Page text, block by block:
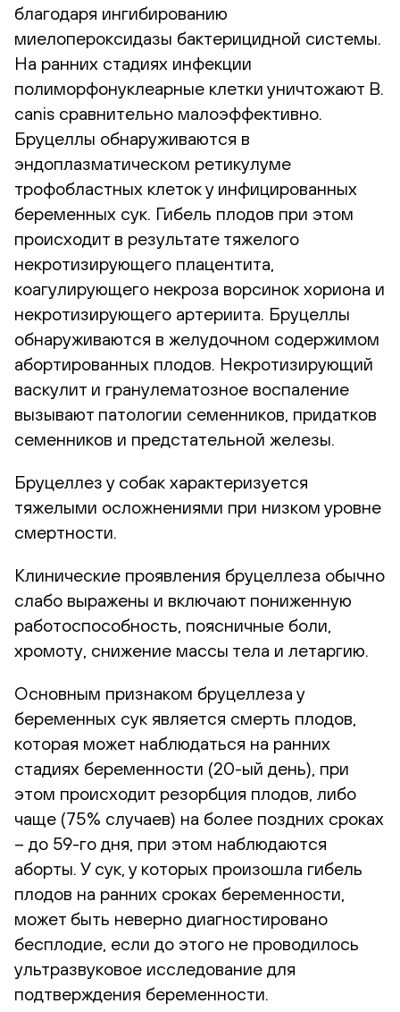
благодаря ингибированию
миелопероксидазы бактерицидной системы.
На ранних стадиях инфекции
полиморфонуклеарные клетки уничтожают B.
canis сравнительно малоэффективно.
Бруцеллы обнаруживаются в
эндоплазматическом ретикулуме
трофобластных клеток у инфицированных
беременных сук. Гибель плодов при этом
происходит в результате тяжелого
некротизирующего плацентита,
коагулирующего некроза ворсинок хориона и
некротизирующего артериита. Бруцеллы
обнаруживаются в желудочном содержимом
абортированных плодов. Некротизирующий
васкулит и гранулематозное воспаление
вызывают патологии семенников, придатков
семенников и предстательной железы.
Бруцеллез у собак характеризуется
тяжелыми осложнениями при низком уровне
смертности.
Клинические проявления бруцеллеза обычно
слабо выражены и включают пониженную
работоспособность, поясничные боли,
хромоту, снижение массы тела и летаргию.
Основным признаком бруцеллеза у
беременных сук является смерть плодов,
которая может наблюдаться на ранних
стадиях беременности (20-ый день), при
этом происходит резорбция плодов, либо
чаще (75% случаев) на более поздних сроках
– до 59-го дня, при этом наблюдаются
аборты. У сук, у которых произошла гибель
плодов на ранних сроках беременности,
может быть неверно диагностировано
бесплодие, если до этого не проводилось
ультразвуковое исследование для
подтверждения беременности.